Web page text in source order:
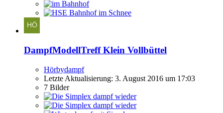
DampfModellTreff Klein Vollbüttel
Hörbydampf
Letzte Aktualisierung: 3. August 2016 um 17:03
7 Bilder